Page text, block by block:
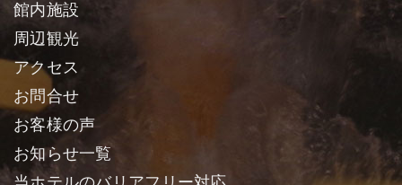
館内施設
周辺観光
アクセス
お問合せ
お客様の声
お知らせ一覧